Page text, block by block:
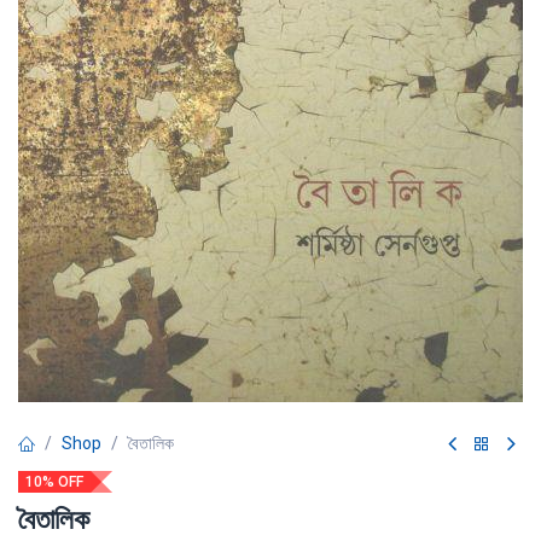
Shop বৈতালিক
10% OFF
বৈতালিক